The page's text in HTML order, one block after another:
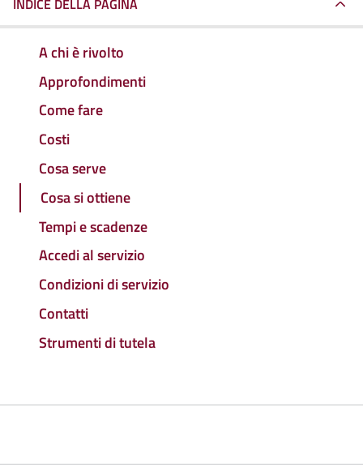
INDICE DELLA PAGINA
A chi è rivolto
Approfondimenti
Come fare
Costi
Cosa serve
Cosa si ottiene
Tempi e scadenze
Accedi al servizio
Condizioni di servizio
Contatti
Strumenti di tutela